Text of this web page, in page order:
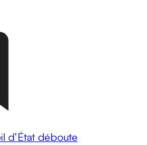
d’État déboute